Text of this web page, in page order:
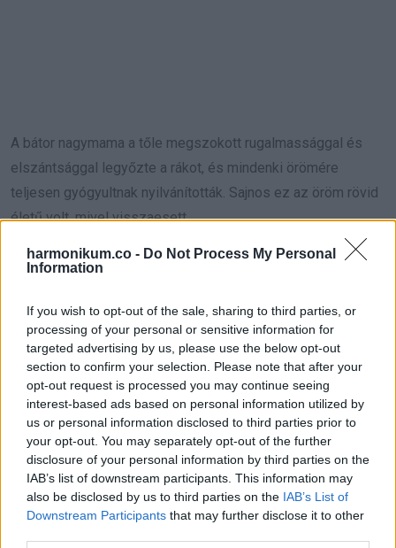
harmonikum.co - Do Not Process My Personal
Information
If you wish to opt-out of the sale, sharing to third parties, or
processing of your personal or sensitive information for
targeted advertising by us, please use the below opt-out
section to confirm your selection. Please note that after your
opt-out request is processed you may continue seeing
interest-based ads based on personal information utilized by
us or personal information disclosed to third parties prior to
your opt-out. You may separately opt-out of the further
disclosure of your personal information by third parties on the
IAB’s list of downstream participants. This information may
also be disclosed by us to third parties on the IAB’s List of
Downstream Participants that may further disclose it to other
A bátor nagymama a tőle megszokott rugalmassággal és
elszántsággal legyőzte a rákot, és mindenki örömére
teljesen gyógyultnak nyilvánították. Sajnos ez az öröm rövid
életű volt, mivel visszaesett.
Az orvosok szerint másodszorra már túl volt a kezelésen,
töltötték az éjszakákat a nagyival, hogy kényelemben
tartsák.
A sors úgy hozta, hogy Michelle-nek néhány nappal a halála
előtt alkalma volt megnézni a nagymamáját.